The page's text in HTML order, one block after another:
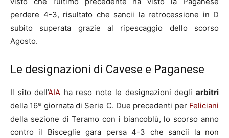
perdere 4-3, risultato che sancii la retrocessione in D
subito superata grazie al ripescaggio dello scorso
Agosto.
Le designazioni di Cavese e Paganese
Il sito dell’AIA ha reso note le designazioni degliarbitri
della 16ª giornata di Serie C. Due precedenti per Feliciani
della sezione di Teramo con i biancoblù, lo scorso anno
contro il Bisceglie gara persa 4-3 che sancii la non